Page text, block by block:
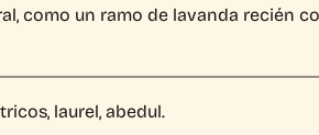
como un ramo de lavanda recién
laurel, abedul.